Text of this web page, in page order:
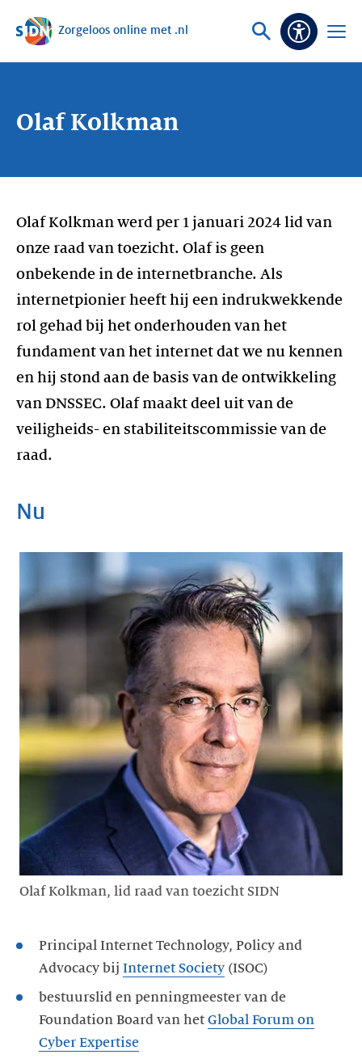
Sla navigatie over
Zorgeloos online met .nl
Vraag
Open
Olaf Kolkman
Olaf Kolkman werd per 1 januari 2024 lid van
onze raad van toezicht. Olaf is geen
onbekende in de internetbranche. Als
internetpionier heeft hij een indrukwekkende
rol gehad bij het onderhouden van het
fundament van het internet dat we nu kennen
en hij stond aan de basis van de ontwikkeling
van DNSSEC. Olaf maakt deel uit van de
veiligheids- en stabiliteitscommissie van de
raad.
Nu
Olaf Kolkman, lid raad van toezicht SIDN
Principal Internet Technology, Policy and
Advocacy bij Internet Society (ISOC)
bestuurslid en penningmeester van de
Foundation Board van het Global Forum on
Cyber Expertise